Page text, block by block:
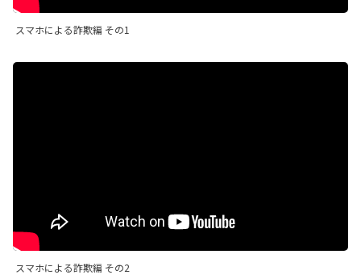
スマホによる詐欺編 その1
スマホによる詐欺編 その2